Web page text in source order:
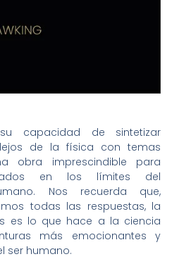
capacidad de sintetizar
de la física con temas
obra imprescindible para
en los límites del
Nos recuerda que,
todas las respuestas, la
es lo que hace a la ciencia
más emocionantes y
ser humano.